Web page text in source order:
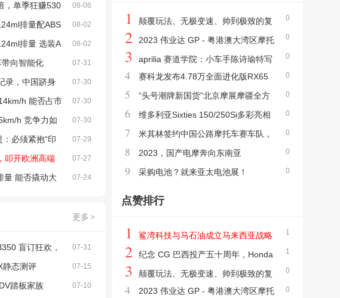
08-06
，单季狂赚530
08-02
排量配ABS
08-02
排量 选装A
07-31
向智能化
07-30
录，中国跻身
07-30
h 能否占市
07-30
h 竞争力如
07-29
必须紧抱“印
07-27
叩开欧洲高端
07-24
量 能否撬动大
更多 >
07-31
盲订狂欢，
07-15
静态测评
07-10
踏板家族
0
1
颠覆玩法、无极变速、帅到极致的复
古巡航—9980元宗申YOMI优米实拍
0
2
2023 伟业达 GP - 粤港澳大湾区摩托
车大赛、快将截止报名
0
3 aprilia 赛道学院：小车手陈诗瑜特写
0
4
赛科龙发布4.78万全面进化版RX65
0、2.7万RA401、非凡智能系统
0
5
“头号潮牌新国货”北京摩展摩疆全方
位展示巡航实力
0
6
维多利亚Sixties 150/250Si多彩亮相
北京摩展，逆市飘红绝非偶然
0
7
米其林签约中国公路摩托车赛车队，
并发布三款城市通勤轮胎
0
8 2023，国产电摩奔向东南亚
0
9 采购电池？就来亚太电池展！
点赞排行
1
1
鲨湾科技与马石油成立马来西亚战略
合资公司，打造东南亚绿色出行新标杆
1
2
纪念 CG 巴西投产五十周年，Honda
推出 CG160 纪念特别版
0
3
颠覆玩法、无极变速、帅到极致的复
古巡航—9980元宗申YOMI优米实拍
0
4
2023 伟业达 GP - 粤港澳大湾区摩托